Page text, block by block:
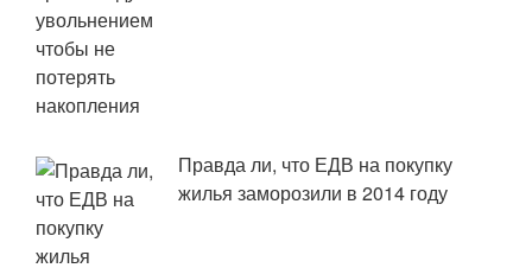
Правда ли, что ЕДВ на покупку
жилья заморозили в 2014 году